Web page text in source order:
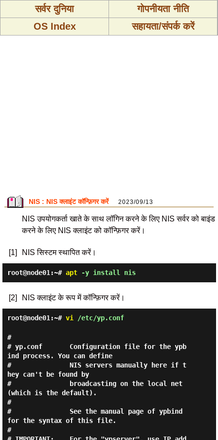
सर्वर दुनिया
गोपनीयता नीति
OS Index
सहायता/संपर्क करें
NIS : NIS क्लाइंट कॉन्फ़िगर करें 2023/09/13
NIS उपयोगकर्ता खाते के साथ लॉगिन करने के लिए NIS सर्वर को बाइंड
करने के लिए NIS क्लाइंट को कॉन्फ़िगर करें।
[1] NIS सिस्टम स्थापित करें।
root@node01:~# apt-y install nis
[2] NIS क्लाइंट के रूप में कॉन्फ़िगर करें।
root@node01:~# vi /etc/yp.conf
#
# yp.conf       Configuration file for the ypb
ind process. You can define
#               NIS servers manually here if t
hey can't be found by
#               broadcasting on the local net
(which is the default).
#
#               See the manual page of ypbind
for the syntax of this file.
#